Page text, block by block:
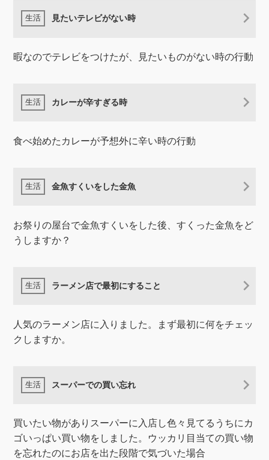
見たいテレビがない時
暇なのでテレビをつけたが、見たいものがない時の行動
カレーが辛すぎる時
食べ始めたカレーが予想外に辛い時の行動
金魚すくいをした金魚
お祭りの屋台で金魚すくいをした後、すくった金魚をど
うしますか？
ラーメン店で最初にすること
人気のラーメン店に入りました。まず最初に何をチェッ
クしますか。
スーパーでの買い忘れ
買いたい物がありスーパーに入店し色々見てるうちにカ
ゴいっぱい買い物をしました。ウッカリ目当ての買い物
を忘れたのにお店を出た段階で気づいた場合